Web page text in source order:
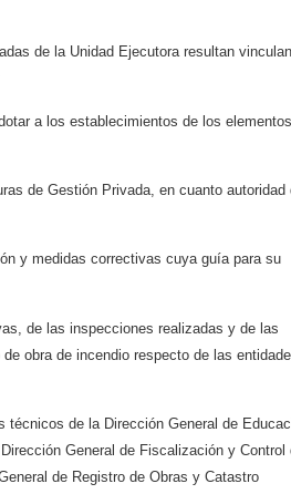
de la Unidad Ejecutora resultan
a los establecimientos de los elementos
de Gestión Privada, en cuanto autoridad
y medidas correctivas cuya guía para su
de las inspecciones realizadas y de las
obra de incendio respecto de las
técnicos de la Dirección General de
General de Fiscalización y Control
de Registro de Obras y Catastro